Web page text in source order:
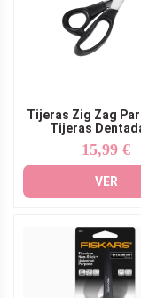
Tijeras Zig Zag
Tijeras
Precio
15,99 €
VER